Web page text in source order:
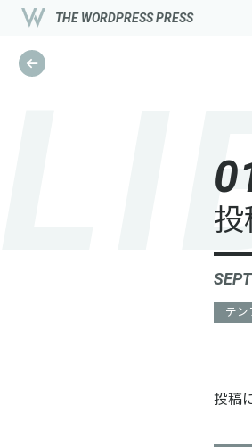
THE WORDPRESS PRESS
0
投
テン
投稿